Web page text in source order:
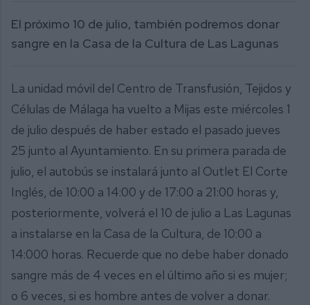
El próximo 10 de julio, también podremos donar
sangre en la Casa de la Cultura de Las Lagunas
La unidad móvil del Centro de Transfusión, Tejidos y
Células de Málaga ha vuelto a Mijas este miércoles 1
de julio después de haber estado el pasado jueves
25 junto al Ayuntamiento. En su primera parada de
julio, el autobús se instalará junto al Outlet El Corte
Inglés, de 10:00 a 14:00 y de 17:00 a 21:00 horas y,
posteriormente, volverá el 10 de julio a Las Lagunas
a instalarse en la Casa de la Cultura, de 10:00 a
14:000 horas. Recuerde que no debe haber donado
sangre más de 4 veces en el último año si es mujer;
o 6 veces, si es hombre antes de volver a donar.